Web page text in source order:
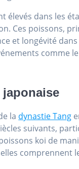
élevés dans les
Ces poissons,
et longévité
comme le
la dynastie Tang
suivants,
koi de
comprennent